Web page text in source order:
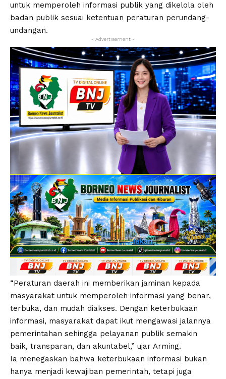
untuk memperoleh informasi publik yang dikelola oleh
badan publik sesuai ketentuan peraturan perundang-
undangan.
- Advertisement -
“Peraturan daerah ini memberikan jaminan kepada
masyarakat untuk memperoleh informasi yang benar,
terbuka, dan mudah diakses. Dengan keterbukaan
informasi, masyarakat dapat ikut mengawasi jalannya
pemerintahan sehingga pelayanan publik semakin
baik, transparan, dan akuntabel,” ujar Arming.
Ia menegaskan bahwa keterbukaan informasi bukan
hanya menjadi kewajiban pemerintah, tetapi juga